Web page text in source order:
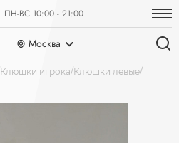
ПН-ВС 10:00 - 21:00
Москва
Клюшки игрока Клюшки левые